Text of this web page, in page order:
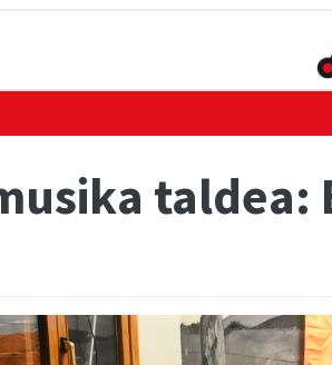
taldea: